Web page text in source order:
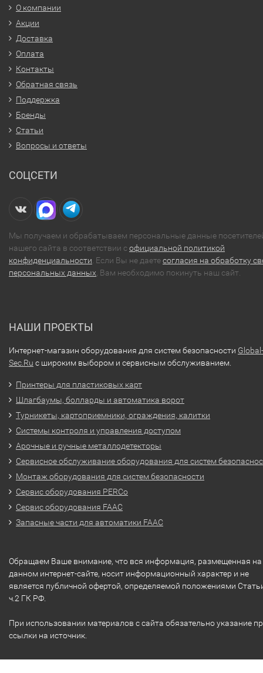
О компании
Акции
Доставка
Оплата
Контакты
Обратная связь
Поддержка
Бренды
Статьи
Вопросы и ответы
СОЦСЕТИ
Мы получаем и обрабатываем персональные данные
нашего сайта в соответствии софициальной политикой
конфиденциальности . Если Вы не даетесогласия на обработку
персональных данных , Вам необходимо покинуть наш сайт.
НАШИ ПРОЕКТЫ
Интернет-магазин оборудования для систем безопасности Global-
Sec.Ru с широким выбором и сервисным обслуживанием.
Принтеры для пластиковых карт
Шлагбаумы, болларды и автоматика ворот
Турникеты, картоприемники, ограждения, калитки
Системы контроля и управления доступом
Арочные и ручные металлодетекторы
Сервисное обслуживание оборудования для систем
Монтаж оборудования для систем безопасности
Сервис оборудования PERCo
Сервис оборудования FAAC
Запасные части для автоматики FAAC
Обращаем Ваше внимание, что вся информация, размещенная на
данном интернет-сайте, носит информационный характер и не
является публичной офертой, определяемой положениями
ч.2 ГК РФ.
При использовании материалов с сайта обязательно указание
ссылки на источник.